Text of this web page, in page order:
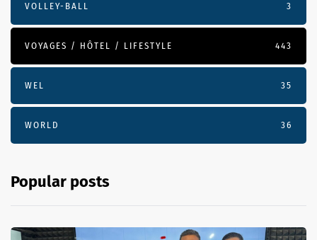
VOLLEY-BALL 3
VOYAGES / HÔTEL / LIFESTYLE 443
WEL 35
WORLD 36
Popular posts